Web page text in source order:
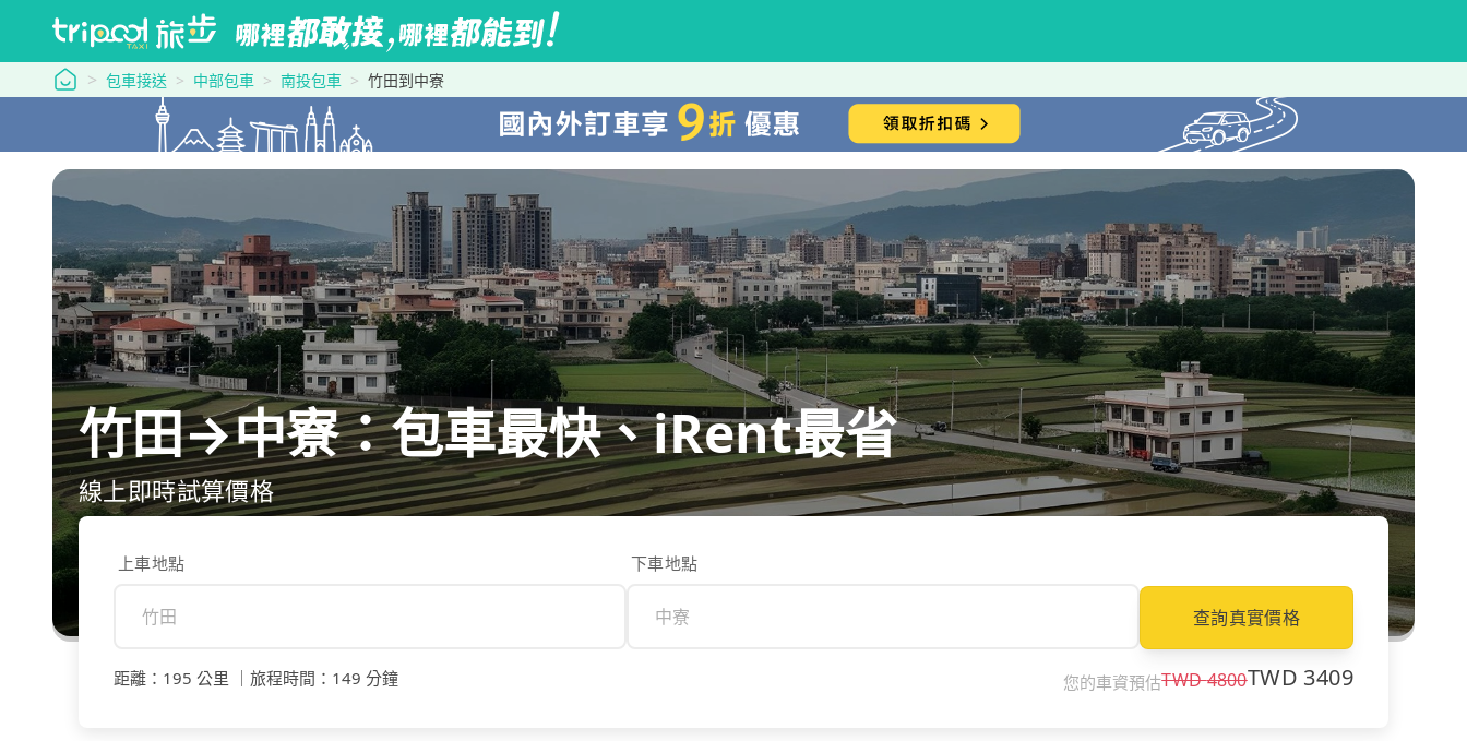
tripool 旅步
包車接送 中部包車 南投包車 竹田到中寮
竹田→中寮：包車最快、iRent最省
線上即時試算價格
上車地點 下車地點
查詢真實價格
距離 ： 195 公里 旅程時間 ： 149 分鐘 您的車資預估TWD4800TWD 3409